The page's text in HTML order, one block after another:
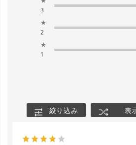
WH×BLKﾛｺﾞ
／F
3
★
2
★
1
絞り込み 表